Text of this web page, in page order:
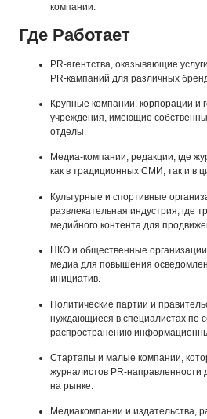
компании.
Где Работает
PR-агентства, оказывающие
PR-кампаний для различных
Крупные компании, корпорации и
учреждения, имеющие
отделы.
Медиа-компании, редакции, где
как в традиционных СМИ, так и в
Культурные и спортивные
развлекательная индустрия, где
медийного контента для
НКО и общественные
медиа для повышения
инициатив.
Политические партии и
нуждающиеся в специалистах по
распространению
Стартапы и малые компании,
журналистов PR-направленности
на рынке.
Медиакомпании и издательства,